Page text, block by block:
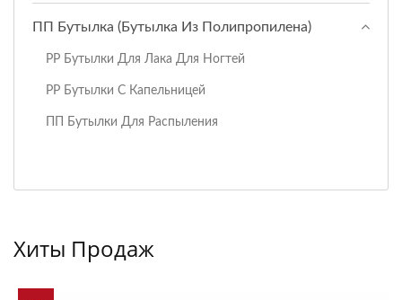
ПП Бутылка (бутылка Из Полипропилена)
PP Бутылки Для Лака Для Ногтей
PP Бутылки С Капельницей
ПП Бутылки Для Распыления
Хиты Продаж